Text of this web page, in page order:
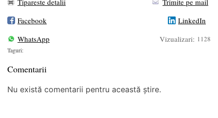
Facebook
LinkedIn
WhatsApp
Vizualizari: 1128
Taguri:
Comentarii
Nu există comentarii pentru această știre.